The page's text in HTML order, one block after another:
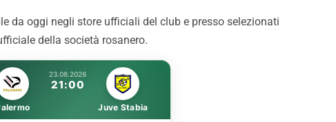
da oggi negli store ufficiali del club e presso selezionati
della società rosanero.
23.08.2026
21:00
Juve Stabia